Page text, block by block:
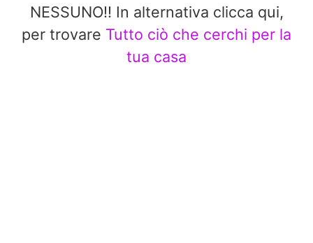
NESSUNO!! In alternativa clicca qui,
per trovare Tutto ciò che cerchi per la
tua casa